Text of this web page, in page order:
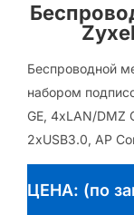
Беспроводной
набором
GE, 4xLAN/DMZ
2xUSB3.0, AP
ЦЕНА: (по